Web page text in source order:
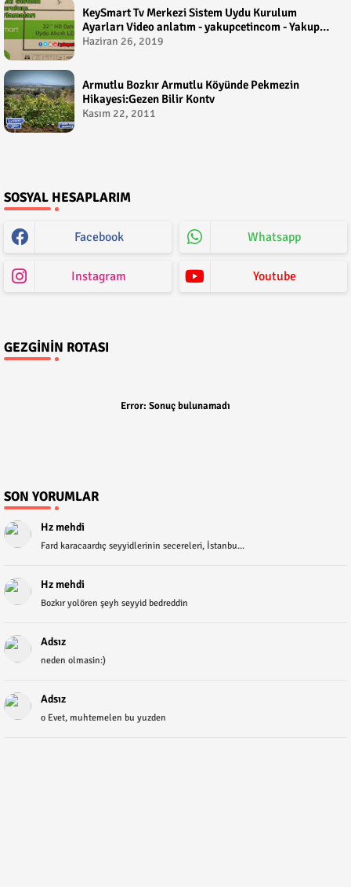
KeySmart Tv Merkezi Sistem Uydu Kurulum
Ayarları Video anlatım - yakupcetincom - Yakup
Çetin
Haziran 26, 2019
Armutlu Bozkır Armutlu Köyünde Pekmezin
Hikayesi:Gezen Bilir Kontv
Kasım 22, 2011
SOSYAL HESAPLARIM
Facebook Whatsapp
Instagram Youtube
GEZGININ ROTASI
Error: Sonuç bulunamadı
SON YORUMLAR
Hz mehdi
Fard karacaardıç seyyidlerinin secereleri, İstanbu...
Hz mehdi
Bozkır yolören şeyh seyyid bedreddin
Adsız
neden olmasin:)
Adsız
o Evet, muhtemelen bu yuzden